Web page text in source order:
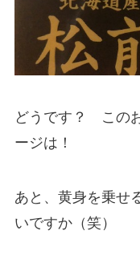
どうです？ この
ージは！
あと、黄身を乗せ
いですか（笑）